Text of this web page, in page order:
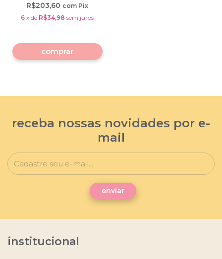
R$203,60 com Pix
6 xde R$34,98 sem juros
comprar
receba nossas novidades por e-
mail
institucional